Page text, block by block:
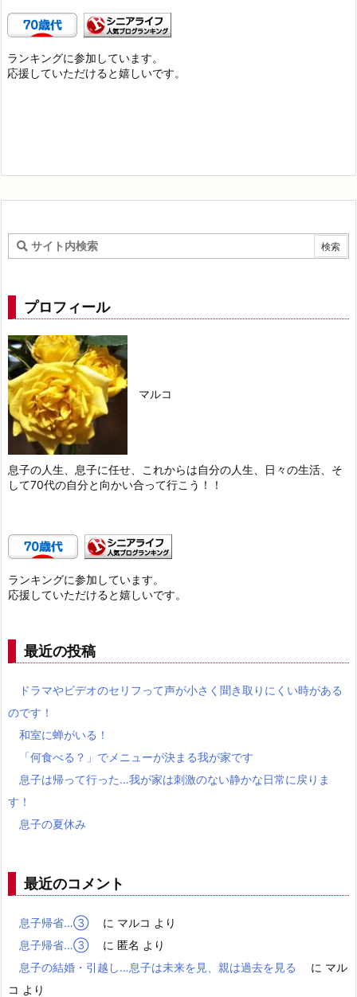
ランキングに参加しています。
応援していただけると嬉しいです。
プロフィール
マルコ
息子の人生、息子に任せ、これからは自分の人生、日々の生活、そ
して70代の自分と向かい合って行こう！！
ランキングに参加しています。
応援していただけると嬉しいです。
最近の投稿
ドラマやビデオのセリフって声が小さく聞き取りにくい時がある
のです！
和室に蝉がいる！
「何食べる？」でメニューが決まる我が家です
息子は帰って行った…我が家は刺激のない静かな日常に戻りま
す！
息子の夏休み
最近のコメント
息子帰省…③ に マルコ より
息子帰省…③
に 匿名 より
息子の結婚・引越し…息子は未来を見、親は過去を見る
に マル
コ より